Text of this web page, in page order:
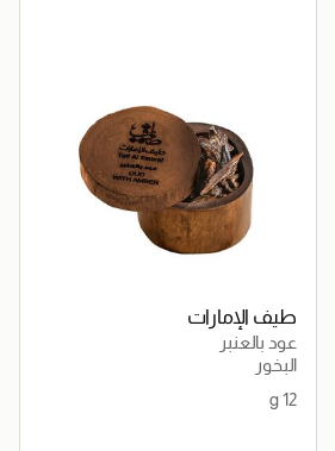
طيف الإمارات
عود بالعنبر
البخور
12 g